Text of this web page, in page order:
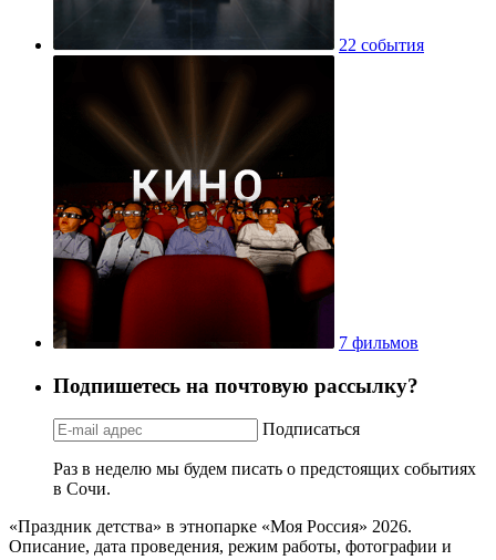
22 события
7 фильмов
Подпишетесь на почтовую рассылку?
Подписаться
Раз в неделю мы будем писать о предстоящих событиях
в Сочи.
«Праздник детства» в этнопарке «Моя Россия» 2026.
Описание, дата проведения, режим работы, фотографии и